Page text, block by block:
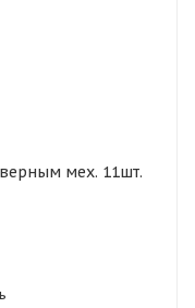
мех. 11шт.